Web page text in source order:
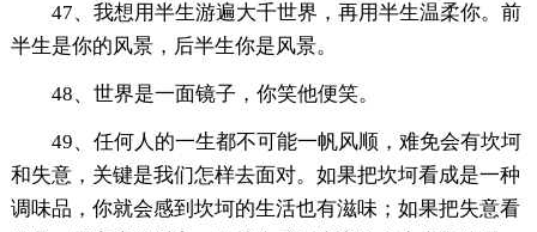
47、我想用半生游遍大千世界，再用半生温柔你。前
半生是你的风景，后半生你是风景。
48、世界是一面镜子，你笑他便笑。
49、任何人的一生都不可能一帆风顺，难免会有坎坷
和失意，关键是我们怎样去面对。如果把坎坷看成是一种
调味品，你就会感到坎坷的生活也有滋味；如果把失意看